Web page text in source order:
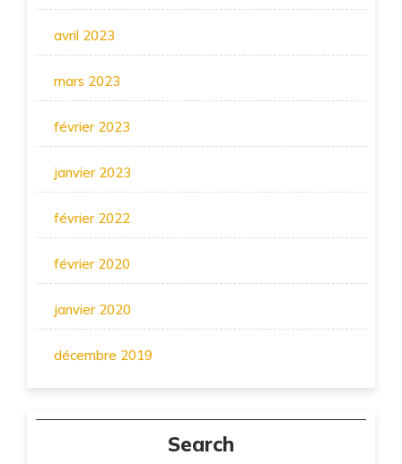
avril 2023
mars 2023
février 2023
janvier 2023
février 2022
février 2020
janvier 2020
décembre 2019
Search